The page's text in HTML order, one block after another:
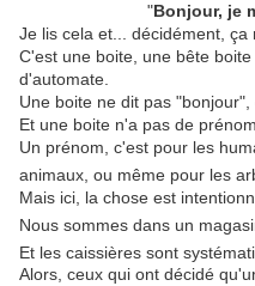
"Bonjour, je
Je lis cela et... décidément, ça
C'est une boite, une bête
d'automate.
Une boite ne dit pas "bonjour",
Et une boite n'a pas de prénom.
Un prénom, c'est pour les
animaux, ou même pour les
Mais ici, la chose est
Nous sommes dans un
Et les caissières sont
Alors, ceux qui ont décidé